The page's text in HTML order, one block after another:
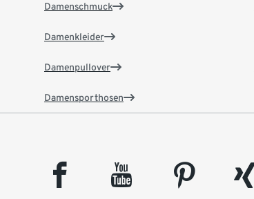
Damenschmuck
Damenkleider
Damenpullover
Damensporthosen
facebook youtube pinterest